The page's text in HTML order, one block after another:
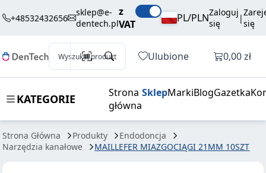
+48532432656
sklep@e-
dentech.pl
z
VAT
PL/PLNZaloguj
się
|się
Wyszukaj produkt Ulubione Otwórz
0,00 zł
KATEGORIE
Strona
główna
SklepMarkiBlogGazetka
Strona Główna Produkty
Endodoncja
Narzędzia kanałowe
MAILLEFER MIAZGOCIĄGI 21MM 10SZT
MIAZGOCIĄGI
21MM 10SZT
brutto / szt.